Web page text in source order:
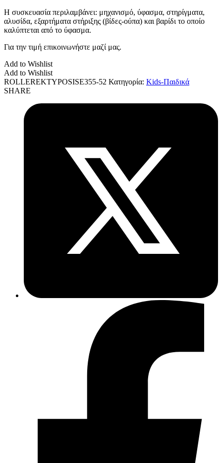
Η συσκευασία περιλαμβάνει: μηχανισμό, ύφασμα, στηρίγματα,
αλυσίδα, εξαρτήματα στήριξης (βίδες-ούπα) και βαρίδι το οποίο
καλύπτεται από το ύφασμα.
Για την τιμή επικοινωνήστε μαζί μας.
Add to Wishlist
Add to Wishlist
ROLLEREKTYPOSISΕ355-52 Κατηγορία: Kids-Παιδικά
SHARE